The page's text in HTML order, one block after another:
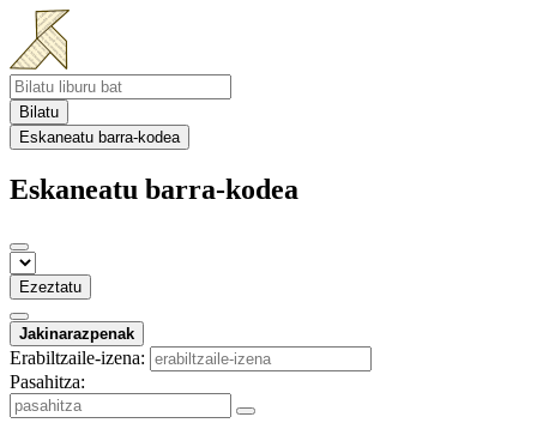
Bilatu
Eskaneatu barra-kodea
Eskaneatu barra-kodea
Ezeztatu
Jakinarazpenak
Erabiltzaile-izena:
Pasahitza: